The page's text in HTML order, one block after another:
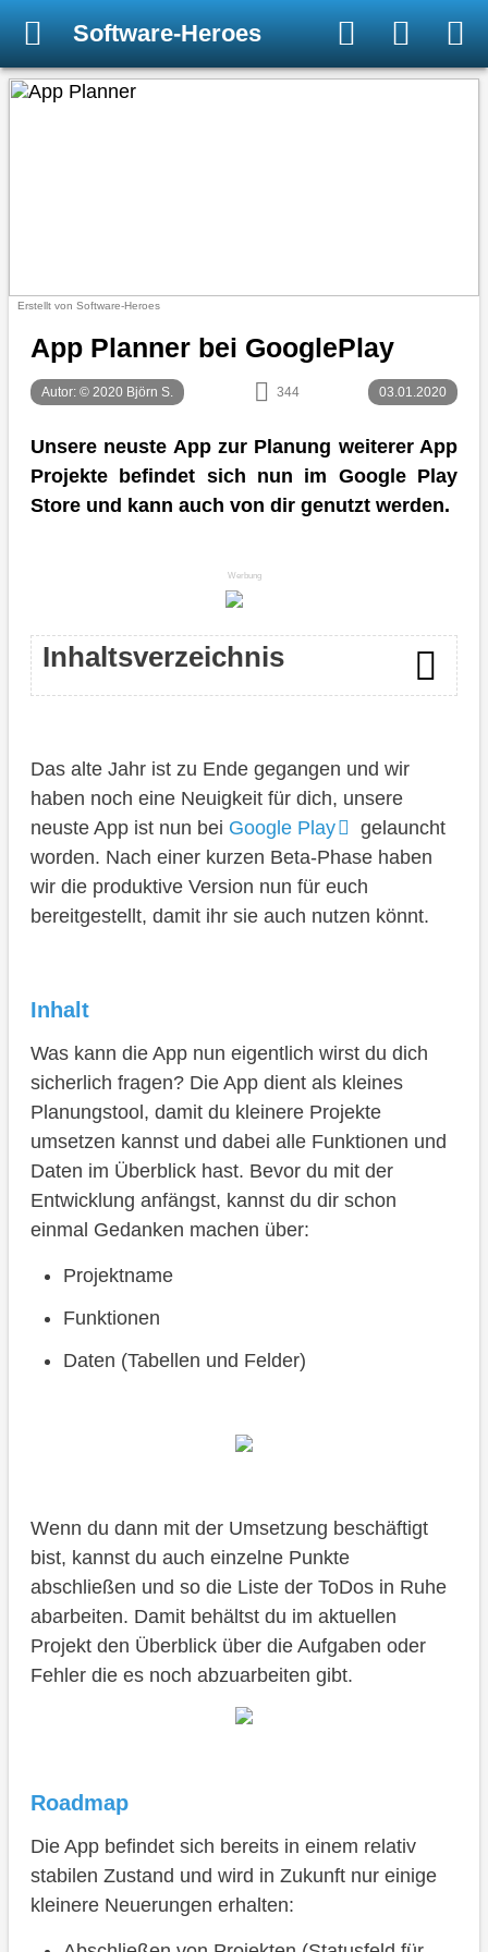
Software-Heroes
Erstellt von Software-Heroes
App Planner bei GooglePlay
Autor: © 2020 Björn S. 344 03.01.2020
Unsere neuste App zur Planung weiterer App
Projekte befindet sich nun im Google Play
Store und kann auch von dir genutzt werden.
Werbung
Inhaltsverzeichnis
Roadmap
Fazit
Das alte Jahr ist zu Ende gegangen und wir
haben noch eine Neuigkeit für dich, unsere
neuste App ist nun bei Google Play
gelauncht
worden. Nach einer kurzen Beta-Phase haben
wir die produktive Version nun für euch
bereitgestellt, damit ihr sie auch nutzen könnt.
Inhalt
Was kann die App nun eigentlich wirst du dich
sicherlich fragen? Die App dient als kleines
Planungstool, damit du kleinere Projekte
umsetzen kannst und dabei alle Funktionen und
Daten im Überblick hast. Bevor du mit der
Entwicklung anfängst, kannst du dir schon
einmal Gedanken machen über:
Projektname
Funktionen
Daten (Tabellen und Felder)
Wenn du dann mit der Umsetzung beschäftigt
bist, kannst du auch einzelne Punkte
abschließen und so die Liste der ToDos in Ruhe
abarbeiten. Damit behältst du im aktuellen
Projekt den Überblick über die Aufgaben oder
Fehler die es noch abzuarbeiten gibt.
Roadmap
Die App befindet sich bereits in einem relativ
stabilen Zustand und wird in Zukunft nur einige
kleinere Neuerungen erhalten: